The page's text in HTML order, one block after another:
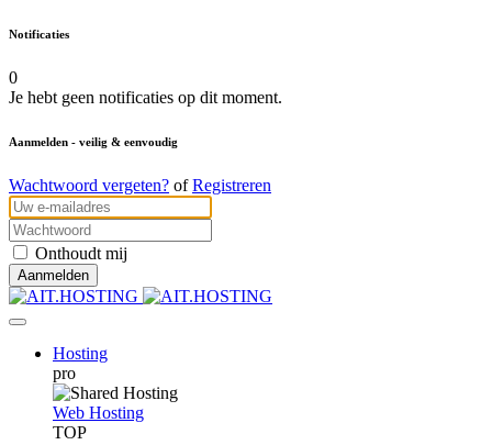
Notificaties
0
Je hebt geen notificaties op dit moment.
Aanmelden - veilig & eenvoudig
Wachtwoord vergeten? ofRegistreren
Onthoudt mij
Hosting
pro
Web Hosting
TOP